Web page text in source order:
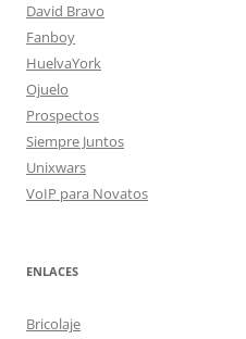
David Bravo
Fanboy
HuelvaYork
Ojuelo
Prospectos
Siempre Juntos
Unixwars
VoIP para Novatos
ENLACES
Bricolaje